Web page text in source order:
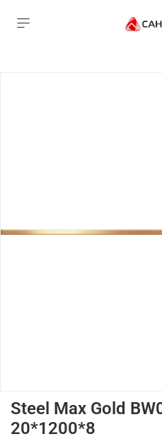
Steel Max Gold
20*1200*8